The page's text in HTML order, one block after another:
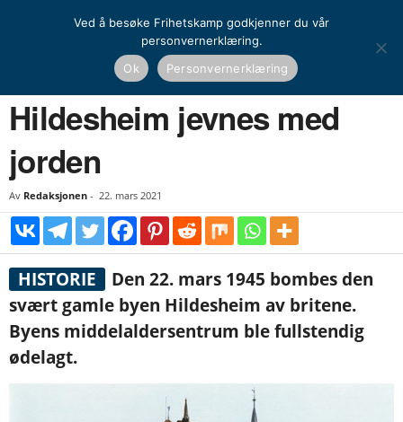
Dagens historiske Hildesheim jevnes med jorden
DAGENS HISTORISKE EUROPEISK HISTORIE
Hildesheim jevnes med
jorden
Av Redaksjonen - 22. mars 2021
HISTORIE
Den 22. mars 1945 bombes den
svært gamle byen Hildesheim av britene.
Byens middelaldersentrum ble fullstendig
ødelagt.
Ved å besøke Frihetskamp godkjenner du vår
personvernerklæring.
Ok
Personvernerklæring